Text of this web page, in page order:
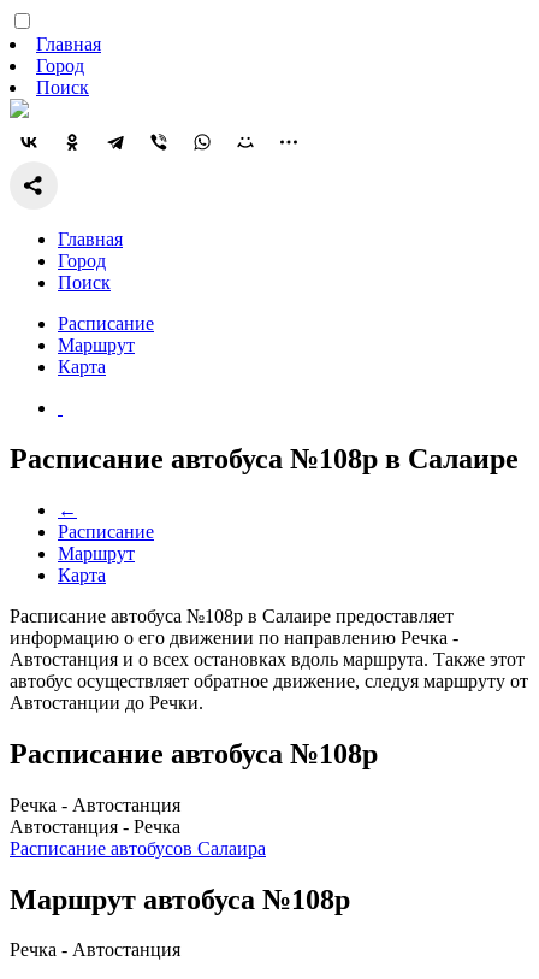
Главная
Город
Поиск
Главная
Город
Поиск
Расписание
Маршрут
Карта
Расписание автобуса №108р в Салаире
←
Расписание
Маршрут
Карта
Расписание автобуса №108р в Салаире предоставляет
информацию о его движении по направлению Речка -
Автостанция и о всех остановках вдоль маршрута. Также этот
автобус осуществляет обратное движение, следуя маршруту от
Автостанции до Речки.
Расписание автобуса №108р
Речка - Автостанция
Автостанция - Речка
Расписание автобусов Салаира
Маршрут автобуса №108р
Речка - Автостанция